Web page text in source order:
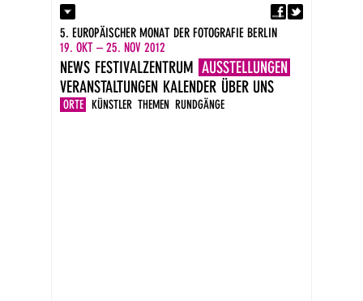
Kontakt
Presse
Impressum
DE
EN
5. EUROPÄISCHER MONAT DER FOTOGRAFIE BERLIN
19. OKT – 25. NOV 2012
NEWS FESTIVALZENTRUM AUSSTELLUNGEN
ORTE KÜNSTLER THEMEN RUNDGÄNGE
VERANSTALTUNGEN KALENDER ÜBER UNS